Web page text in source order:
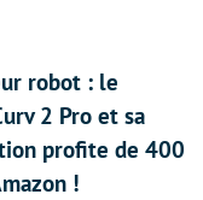
robot : le
2 Pro et sa
profite de 400
!